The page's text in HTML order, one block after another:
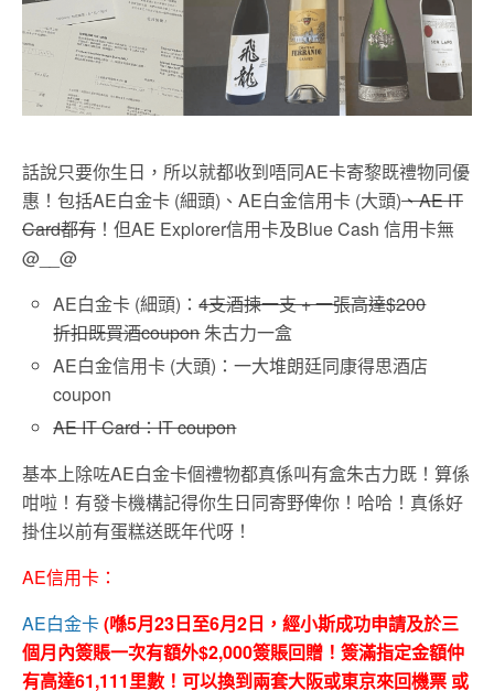
話說只要你生日，所以就都收到唔同AE卡寄黎既禮物同優
惠！包括AE白金卡 (細頭)、AE白金信用卡 (大頭)、AE IT
Card都有 ！但AE Explorer信用卡及Blue Cash 信用卡無
@__@
AE白金卡 (細頭)：4支酒揀一支 + 一張高達$200
折扣既買酒coupon朱古力一盒
AE白金信用卡 (大頭)：一大堆朗廷同康得思酒店
coupon
AE IT Card：IT coupon
基本上除咗AE白金卡個禮物都真係叫有盒朱古力既！算係
咁啦！有發卡機構記得你生日同寄野俾你！哈哈！真係好
掛住以前有蛋糕送既年代呀！
AE信用卡：
AE白金卡(喺5月23日至6月2日，經小斯成功申請及於三
個月內簽賬一次有額外$2,000簽賬回贈！簽滿指定金額仲
有高達61,111里數！可以換到兩套大阪或東京來回機票 或